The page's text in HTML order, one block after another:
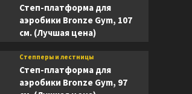
Степ-платформа для
аэробики Bronze Gym, 107
см. (Лучшая цена)
Степперы и лестницы
Степ-платформа для
аэробики Bronze Gym, 97